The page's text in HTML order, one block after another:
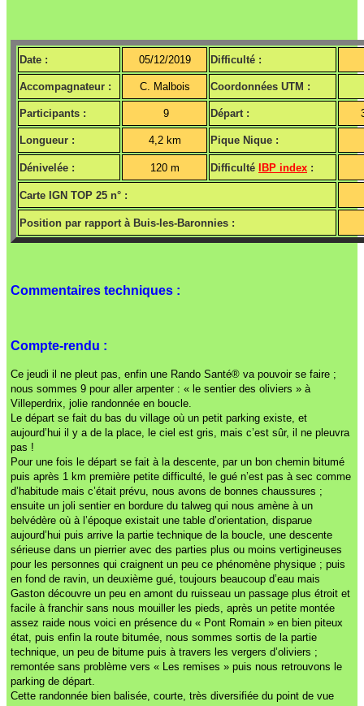
Date : 05/12/2019 Difficulté :
Accompagnateur : C. Malbois Coordonnées UTM :
Participants : 9 Départ :
Longueur : 4,2 km Pique Nique :
Dénivelée : 120 m Difficulté IBP index :
Carte IGN TOP 25 n° :
Position par rapport à Buis-les-Baronnies :
Commentaires techniques :
Compte-rendu :
Ce jeudi il ne pleut pas, enfin une Rando Santé® va pouvoir se faire ;
nous sommes 9 pour aller arpenter : « le sentier des oliviers » à
Villeperdrix, jolie randonnée en boucle.
Le départ se fait du bas du village où un petit parking existe, et
aujourd’hui il y a de la place, le ciel est gris, mais c’est sûr, il ne pleuvra
pas !
Pour une fois le départ se fait à la descente, par un bon chemin bitumé
puis après 1 km première petite difficulté, le gué n’est pas à sec comme
d’habitude mais c’était prévu, nous avons de bonnes chaussures ;
ensuite un joli sentier en bordure du talweg qui nous amène à un
belvédère où à l’époque existait une table d’orientation, disparue
aujourd’hui puis arrive la partie technique de la boucle, une descente
sérieuse dans un pierrier avec des parties plus ou moins vertigineuses
pour les personnes qui craignent un peu ce phénomène physique ; puis
en fond de ravin, un deuxième gué, toujours beaucoup d’eau mais
Gaston découvre un peu en amont du ruisseau un passage plus étroit et
facile à franchir sans nous mouiller les pieds, après un petite montée
assez raide nous voici en présence du « Pont Romain » en bien piteux
état, puis enfin la route bitumée, nous sommes sortis de la partie
technique, un peu de bitume puis à travers les vergers d’oliviers ;
remontée sans problème vers « Les remises » puis nous retrouvons le
parking de départ.
Cette randonnée bien balisée, courte, très diversifiée du point de vue